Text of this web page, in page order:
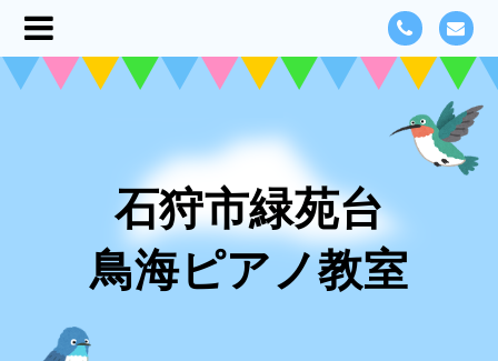
石狩市緑苑台
鳥海ピアノ教室